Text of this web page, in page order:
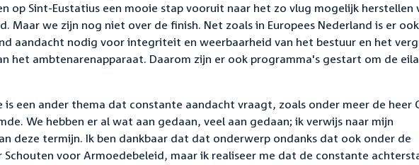
op Sint-Eustatius een mooie stap vooruit naar het zo vlug mogelijk herstellen
Maar we zijn nog niet over de finish. Net zoals in Europees Nederland is er
aandacht nodig voor integriteit en weerbaarheid van het bestuur en het
het ambtenarenapparaat. Daarom zijn er ook programma's gestart om de
is een ander thema dat constante aandacht vraagt, zoals onder meer de heer
We hebben er al wat aan gedaan, veel aan gedaan; ik verwijs naar mijn
deze termijn. Ik ben dankbaar dat dat onderwerp ondanks dat ook onder de
voor Armoedebeleid, maar ik realiseer me dat de constante